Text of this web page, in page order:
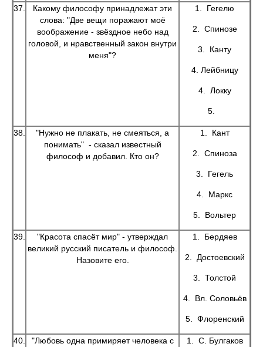
37.
Какому философу принадлежат эти
слова: "Две вещи поражают моё
воображение - звёздное небо над
головой, и нравственный закон внутри
меня"?
1. Гегелю
2. Спинозе
3. Канту
4. Лейбницу
4. Локку
5.
38.
"Нужно не плакать, не смеяться, а
понимать" - сказал известный
философ и добавил. Кто он?
1. Кант
2. Спиноза
3. Гегель
4. Маркс
5. Вольтер
39.
"Красота спасёт мир" - утверждал
великий русский писатель и философ.
Назовите его.
1. Бердяев
2. Достоевский
3. Толстой
4. Вл. Соловьёв
5. Флоренский
40.
"Любовь одна примиряет человека с
1. С. Булгаков